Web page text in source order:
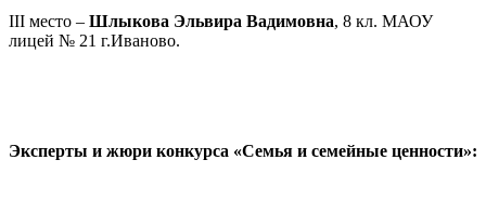
III место – Шлыкова Эльвира Вадимовна, 8 кл. МАОУ
лицей № 21 г.Иваново.
Эксперты и жюри конкурса «Семья и семейные ценности»: